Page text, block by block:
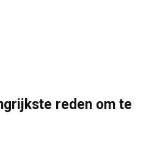
reden om te